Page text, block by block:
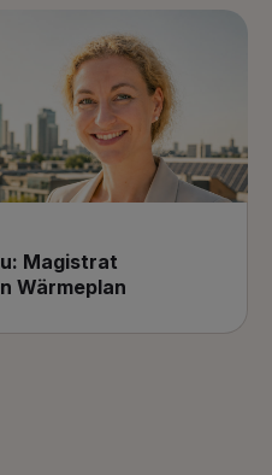
Magistrat
Wärmeplan